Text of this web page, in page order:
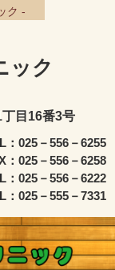
ク -
ック
目16番3号
：025－556－6255
：025－556－6258
：025－556－6222
：025－555－7331